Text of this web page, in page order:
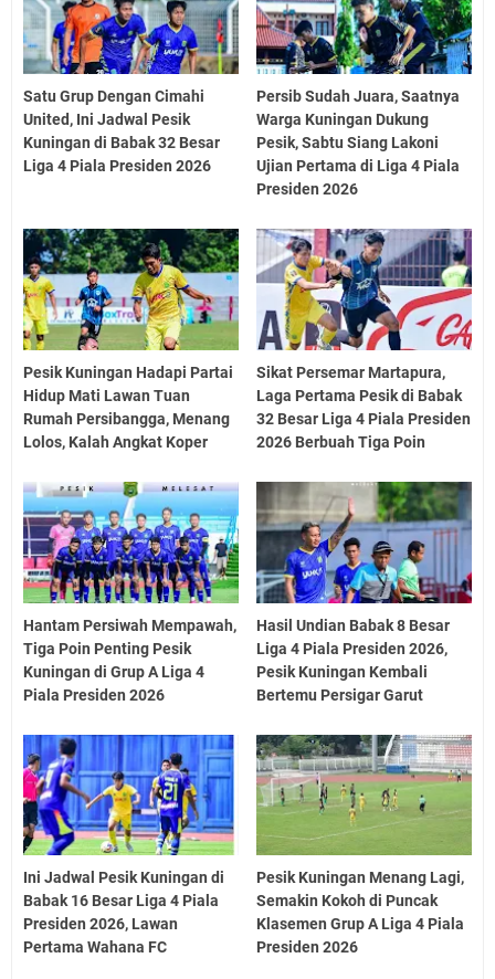
Satu Grup Dengan Cimahi
United, Ini Jadwal Pesik
Kuningan di Babak 32 Besar
Liga 4 Piala Presiden 2026
Persib Sudah Juara, Saatnya
Warga Kuningan Dukung
Pesik, Sabtu Siang Lakoni
Ujian Pertama di Liga 4 Piala
Presiden 2026
Pesik Kuningan Hadapi Partai
Hidup Mati Lawan Tuan
Rumah Persibangga, Menang
Lolos, Kalah Angkat Koper
Sikat Persemar Martapura,
Laga Pertama Pesik di Babak
32 Besar Liga 4 Piala Presiden
2026 Berbuah Tiga Poin
Hantam Persiwah Mempawah,
Tiga Poin Penting Pesik
Kuningan di Grup A Liga 4
Piala Presiden 2026
Hasil Undian Babak 8 Besar
Liga 4 Piala Presiden 2026,
Pesik Kuningan Kembali
Bertemu Persigar Garut
Ini Jadwal Pesik Kuningan di
Babak 16 Besar Liga 4 Piala
Presiden 2026, Lawan
Pertama Wahana FC
Pesik Kuningan Menang Lagi,
Semakin Kokoh di Puncak
Klasemen Grup A Liga 4 Piala
Presiden 2026